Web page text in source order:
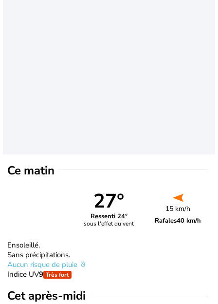
Ce matin
27°
Ressenti 24°
sous l'effet du vent
15 km/h
Rafales40 km/h
Ensoleillé.
Sans précipitations.
Aucun risque de pluie
Indice UV9 Très fort
Cet après-midi